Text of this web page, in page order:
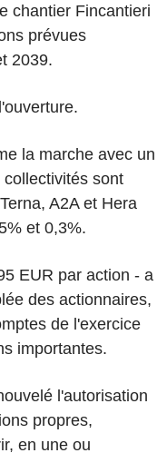
chantier Fincantieri
prévues
2039.
la marche avec un
sont
A2A et Hera
et 0,3%.
EUR par action - a
des actionnaires,
de l'exercice
importantes.
l'autorisation
propres,
en une ou